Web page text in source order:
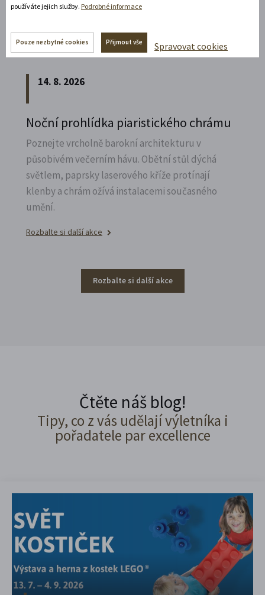
Zábavné představení plné hereckých hvězd na
Rozbalte si další akce
14. 8. 2026
Noční prohlídka piaristického chrámu
Poznejte vrcholně barokní architekturu v
působivém večerním hávu. Obětní stůl dýchá
světlem, paprsky laserového kříže protínají
klenby a chrám ožívá instalacemi současného
umění.
Rozbalte si další akce
Rozbalte si další akce
Čtěte náš blog!
Tipy, co z vás udělají výletníka i
pořadatele par excellence
používáte jejich služby. Podrobné informace
Pouze nezbytné cookies Přijmout vše Spravovat cookies